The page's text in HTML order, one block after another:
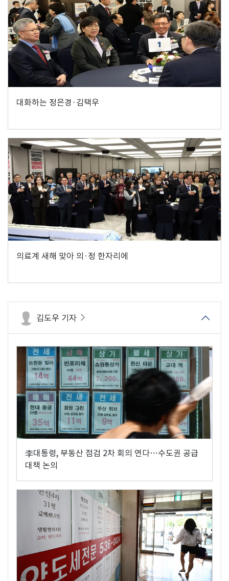
대화하는 정은경·김택우
의료계 새해 맞아 의·정 한자리에
김도우 기자
李대통령, 부동산 점검 2차 회의 연다…수도권 공급
대책 논의